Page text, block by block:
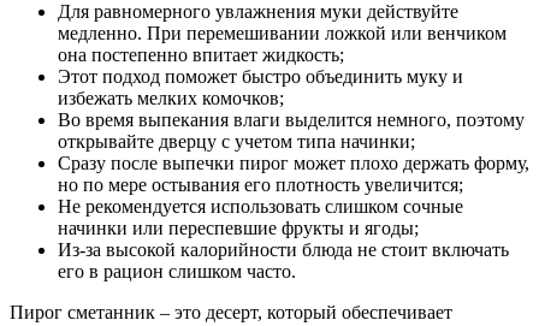
Для равномерного увлажнения муки действуйте
медленно. При перемешивании ложкой или венчиком
она постепенно впитает жидкость;
Этот подход поможет быстро объединить муку и
избежать мелких комочков;
Во время выпекания влаги выделится немного, поэтому
открывайте дверцу с учетом типа начинки;
Сразу после выпечки пирог может плохо держать форму,
но по мере остывания его плотность увеличится;
Не рекомендуется использовать слишком сочные
начинки или переспевшие фрукты и ягоды;
Из-за высокой калорийности блюда не стоит включать
его в рацион слишком часто.
Пирог сметанник – это десерт, который обеспечивает